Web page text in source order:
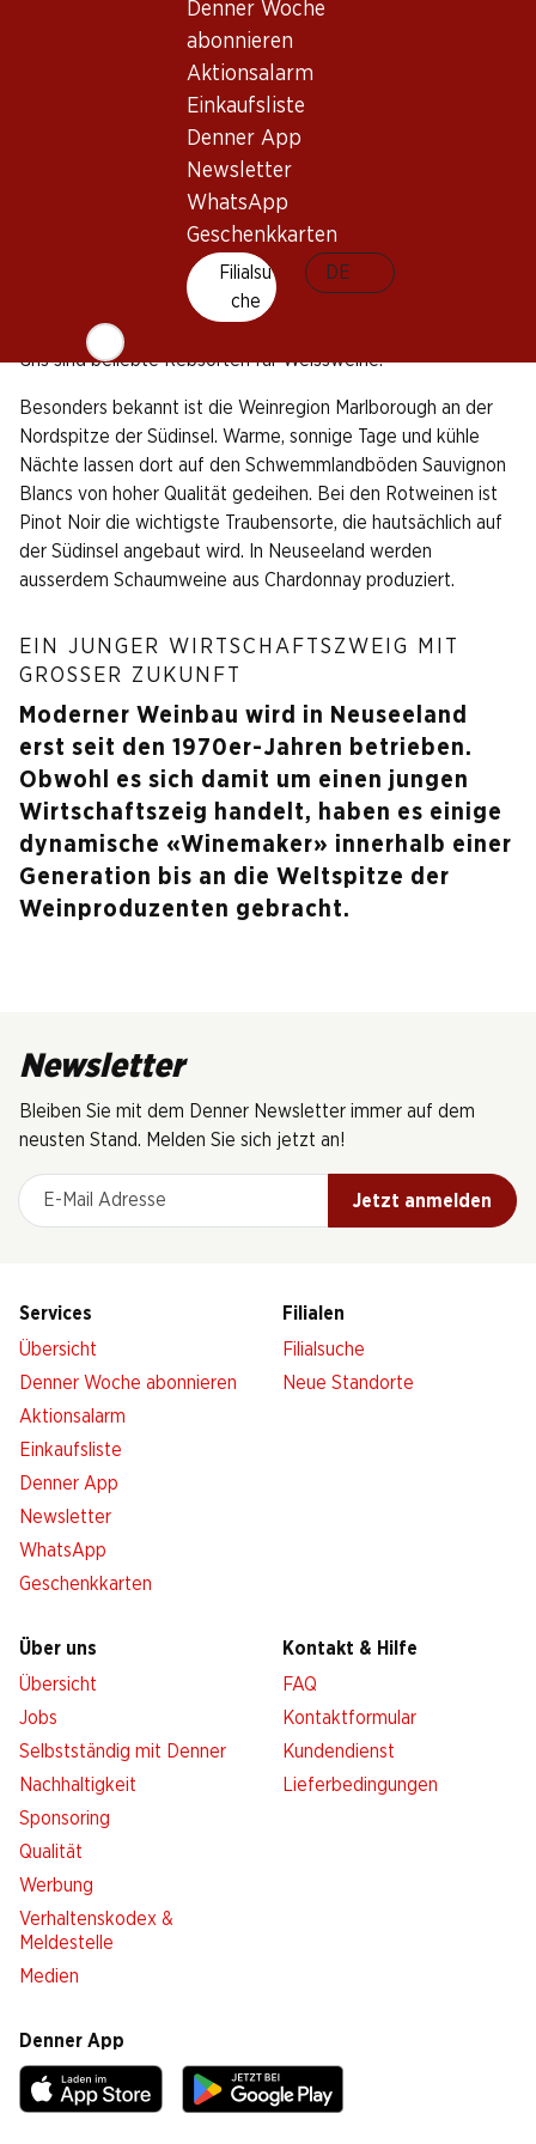
Denner Woche
abonnieren
Aktionsalarm
Einkaufsliste
Denner App
Newsletter
WhatsApp
Geschenkkarten
Filialsu
che
DE
geografischen Vielfalt gedeihen hier abwechslungsreiche
Weine. Der Export der Weine ist für die Winzer ein wichtiges
Standbein, trinken doch viele Neuseeländer – getreu ihren
britischen Wurzeln – lieber Bier als Wein. Sauvignon Blanc
stellt den wichtigsten Exportwein Neuseelands dar.
Knapp 35'000 Hektar gross ist die Weinbaufläche
Neuseelands. Ein Drittel davon ist auf der dicht besiedelten
Nordinsel zu finden, auf die Südinsel entfallen zwei Drittel. Zu
fast 70 Prozent werden Weissweine angebaut, allen voran
Sauvignon Blanc. Aber auch Chardonnay, Riesling und Pinot
Gris sind beliebte Rebsorten für Weissweine.
Besonders bekannt ist die Weinregion Marlborough an der
Nordspitze der Südinsel. Warme, sonnige Tage und kühle
Nächte lassen dort auf den Schwemmlandböden Sauvignon
Blancs von hoher Qualität gedeihen. Bei den Rotweinen ist
Pinot Noir die wichtigste Traubensorte, die hautsächlich auf
der Südinsel angebaut wird. In Neuseeland werden
ausserdem Schaumweine aus Chardonnay produziert.
EIN JUNGER WIRTSCHAFTSZWEIG MIT
GROSSER ZUKUNFT
Moderner Weinbau wird in Neuseeland
erst seit den 1970er-Jahren betrieben.
Obwohl es sich damit um einen jungen
Wirtschaftszeig handelt, haben es einige
dynamische «Winemaker» innerhalb einer
Generation bis an die Weltspitze der
Weinproduzenten gebracht.
Newsletter
Bleiben Sie mit dem Denner Newsletter immer auf dem
neusten Stand. Melden Sie sich jetzt an!
E-Mail Adresse
Jetzt anmelden
Services
Übersicht
Denner Woche abonnieren
Aktionsalarm
Einkaufsliste
Denner App
Newsletter
WhatsApp
Geschenkkarten
Filialen
Filialsuche
Neue Standorte
Über uns
Übersicht
Jobs
Selbstständig mit Denner
Nachhaltigkeit
Sponsoring
Qualität
Werbung
Verhaltenskodex &
Meldestelle
Medien
Kontakt & Hilfe
FAQ
Kontaktformular
Kundendienst
Lieferbedingungen
Denner App